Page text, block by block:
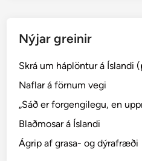
Nýjar greinir
Skrá um háplöntur á Íslandi
Naflar á förnum vegi
„Sáð er forgengilegu, en
Blaðmosar á Íslandi
Ágrip af grasa- og dýrafræði